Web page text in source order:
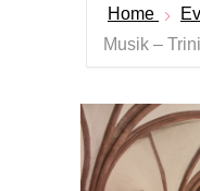
Home
Musik –